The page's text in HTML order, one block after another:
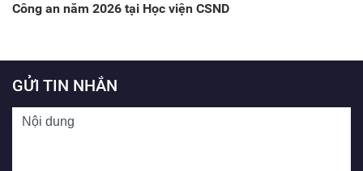
Công an năm 2026 tại Học viện CSND
GỬI TIN NHẮN